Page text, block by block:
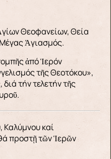
Θεοφανείων, Θεία
Ἁγιασμός.
ἀπό Ἱερόν
τῆς Θεοτόκου»,
τήν τελετήν τῆς
καί
προστῇ τῶν Ἱερῶν